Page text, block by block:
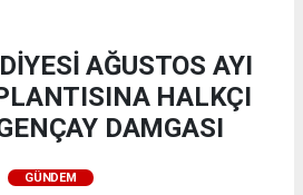
AĞUSTOS AYI
HALKÇI
DAMGASI
GÜNDEM